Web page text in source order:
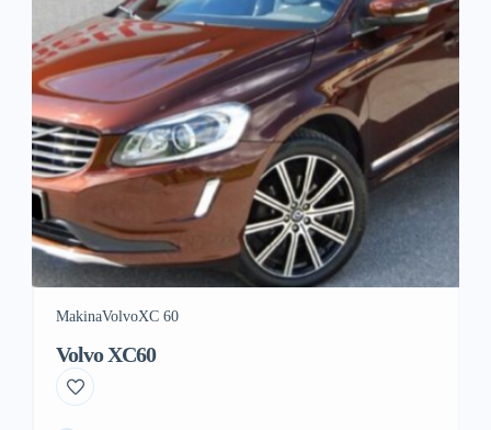
MakinaVolvoXC 60
Volvo XC60